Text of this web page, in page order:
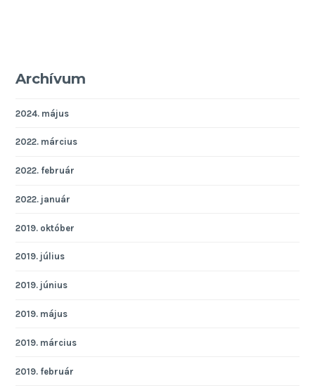
Archívum
2024. május
2022. március
2022. február
2022. január
2019. október
2019. július
2019. június
2019. május
2019. március
2019. február